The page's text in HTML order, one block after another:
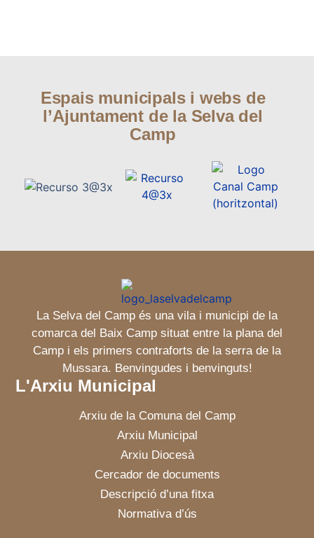
Espais municipals i webs de
l’Ajuntament de la Selva del
Camp
La Selva del Camp és una vila i municipi de la
comarca del Baix Camp situat entre la plana del
Camp i els primers contraforts de la serra de la
Mussara. Benvingudes i benvinguts!
L'Arxiu Municipal
Arxiu de la Comuna del Camp
Arxiu Municipal
Arxiu Diocesà
Cercador de documents
Descripció d’una fitxa
Normativa d’ús